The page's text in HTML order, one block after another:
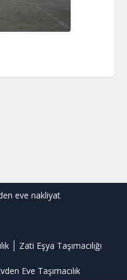
eve nakliyat
Zati Eşya Taşımacılığı
Eve Taşımacılık